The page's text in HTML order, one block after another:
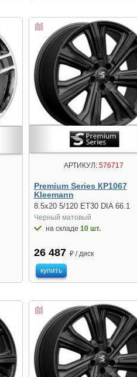
АРТИКУЛ: 576717
Premium Series КР1067
Kleemann
8.5x20 5/120 ET30 DIA 66.1
Черный матовый
на складе 10 шт.
26 487 ₽ / диск
купить